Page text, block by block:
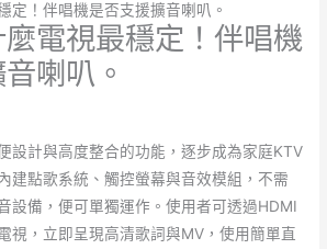
定！伴唱機是否支援擴音喇叭。
電視最穩定！伴唱機
喇叭。
設計與高度整合的功能，逐步成為家庭KTV
建點歌系統、觸控螢幕與音效模組，不需
設備，便可單獨運作。使用者可透過HDMI
視，立即呈現高清歌詞與MV，使用簡單直